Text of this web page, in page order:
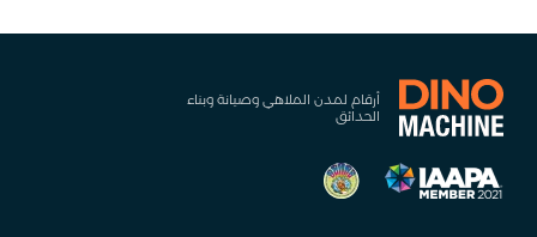
أرقام لمدن الملاهي وصيانة وبناء
الحدائق